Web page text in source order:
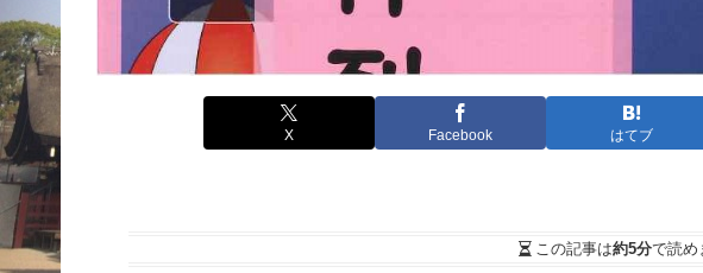
X Facebook はてブ
この記事は約5分で読め